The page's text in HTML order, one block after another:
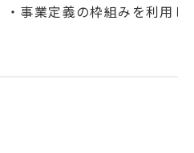
・事業定義の枠組みを利用